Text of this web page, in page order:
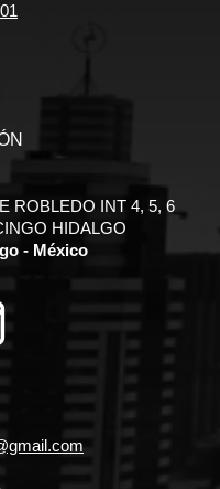
ROBLEDO INT 4, 5, 6
HIDALGO
- México